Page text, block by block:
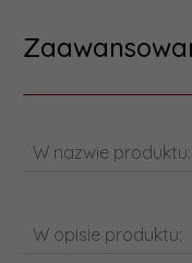
W nazwie produktu:
W opisie produktu: